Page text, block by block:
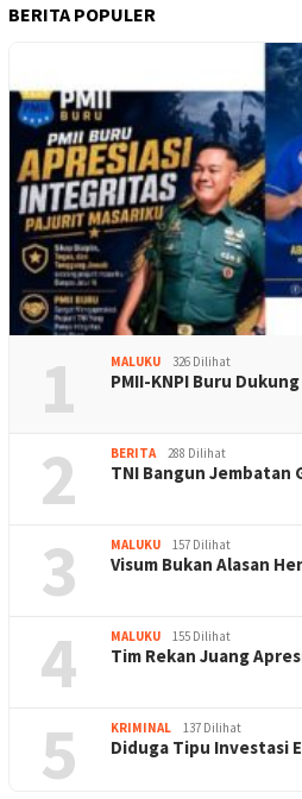
BERITA POPULER
1 MALUKU 326 Dilihat
PMII-KNPI Buru
2 BERITA 288 Dilihat
TNI Bangun Jembatan
3 MALUKU 157 Dilihat
Visum Bukan Alasan
4 MALUKU 155 Dilihat
Tim Rekan Juang
5 KRIMINAL 137 Dilihat
Diduga Tipu Investasi